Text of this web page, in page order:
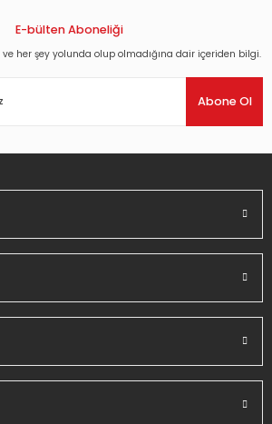
eksik bilgiler bulunuyor.
bulunuyor.
alternatifler olmalı.
488,16 TL
E-bülten Aboneliği
her şey yolunda olup olmadığına dair içeriden bilgi.
Abone Ol